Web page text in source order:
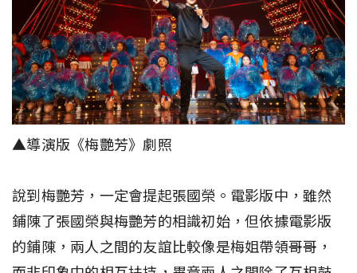
▲導演版《梅艷芳》劇照
說到梅艷芳，一定會提起張國榮。電影版中，雖然
鋪陳了張國榮與梅艷芳的相識初始，但依據電影版
的鋪陳，兩人之間的友誼比較像是梅姐帶領哥哥，